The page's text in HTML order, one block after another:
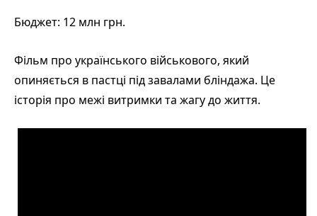
Бюджет: 12 млн грн.
Фільм про українського військового, який
опиняється в пастці під завалами бліндажа. Це
історія про межі витримки та жагу до життя.